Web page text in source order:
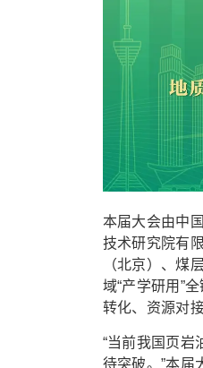
本届大会由中
技术研究院有
（北京）、煤
域“产学研用”
转化、资源对
“当前我国页岩
待突破。”本届